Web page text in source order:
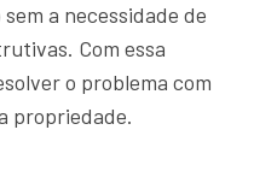
a necessidade de
Com essa
o problema com
propriedade.